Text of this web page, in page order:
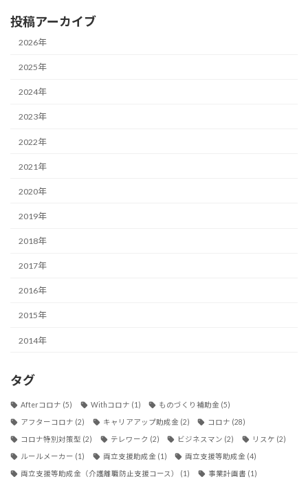
投稿アーカイブ
2026年
2025年
2024年
2023年
2022年
2021年
2020年
2019年
2018年
2017年
2016年
2015年
2014年
タグ
Afterコロナ (5) Withコロナ (1) ものづくり補助金 (5)
アフターコロナ (2) キャリアアップ助成金 (2) コロナ (28)
コロナ特別対策型 (2) テレワーク (2) ビジネスマン (2) リスケ (2)
ルールメーカー (1) 両立支援助成金 (1) 両立支援等助成金 (4)
両立支援等助成金（介護離職防止支援コース） (1) 事業計画書 (1)